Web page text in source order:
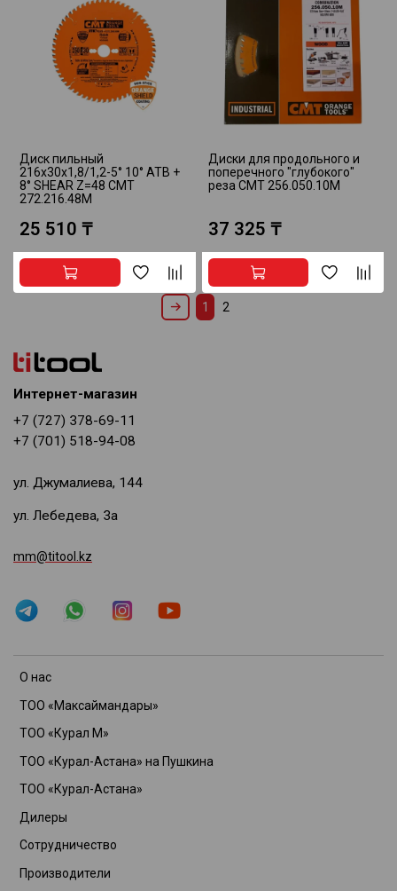
Диск пильный
216x30x1,8/1,2-5° 10° ATB +
8° SHEAR Z=48 CMT
272.216.48M
25 510 ₸
Диски для продольного и
поперечного "глубокого"
реза CMT 256.050.10M
37 325 ₸
1 2
О нас
ТОО «Максаймандары»
ТОО «Курал М»
ТОО «Курал-Астана» на Пушкина
ТОО «Курал-Астана»
Дилеры
Сотрудничество
Производители
Интернет-магазин
+7 (727) 378-69-11
+7 (701) 518-94-08
ул. Джумалиева, 144
ул. Лебедева, 3а
mm@titool.kz